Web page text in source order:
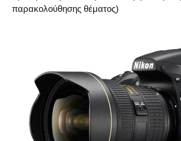
παρακολούθησης θέματος)